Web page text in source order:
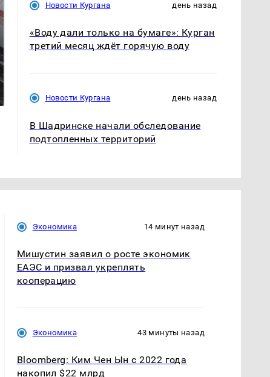
так?!
Кавказе: смотреть
Новости Кургана день назад
«Воду дали только на бумаге»: Курган
третий месяц ждёт горячую воду
Новости Кургана день назад
В Шадринске начали обследование
подтопленных территорий
Экономика 14 минут назад
Мишустин заявил о росте экономик
ЕАЭС и призвал укреплять
кооперацию
Экономика 43 минуты назад
Bloomberg: Ким Чен Ын с 2022 года
накопил $22 млрд